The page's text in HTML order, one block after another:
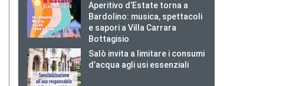
Aperitivo d’Estate torna a
Bardolino: musica, spettacoli
e sapori a Villa Carrara
Bottagisio
Salò invita a limitare i consumi
d’acqua agli usi essenziali